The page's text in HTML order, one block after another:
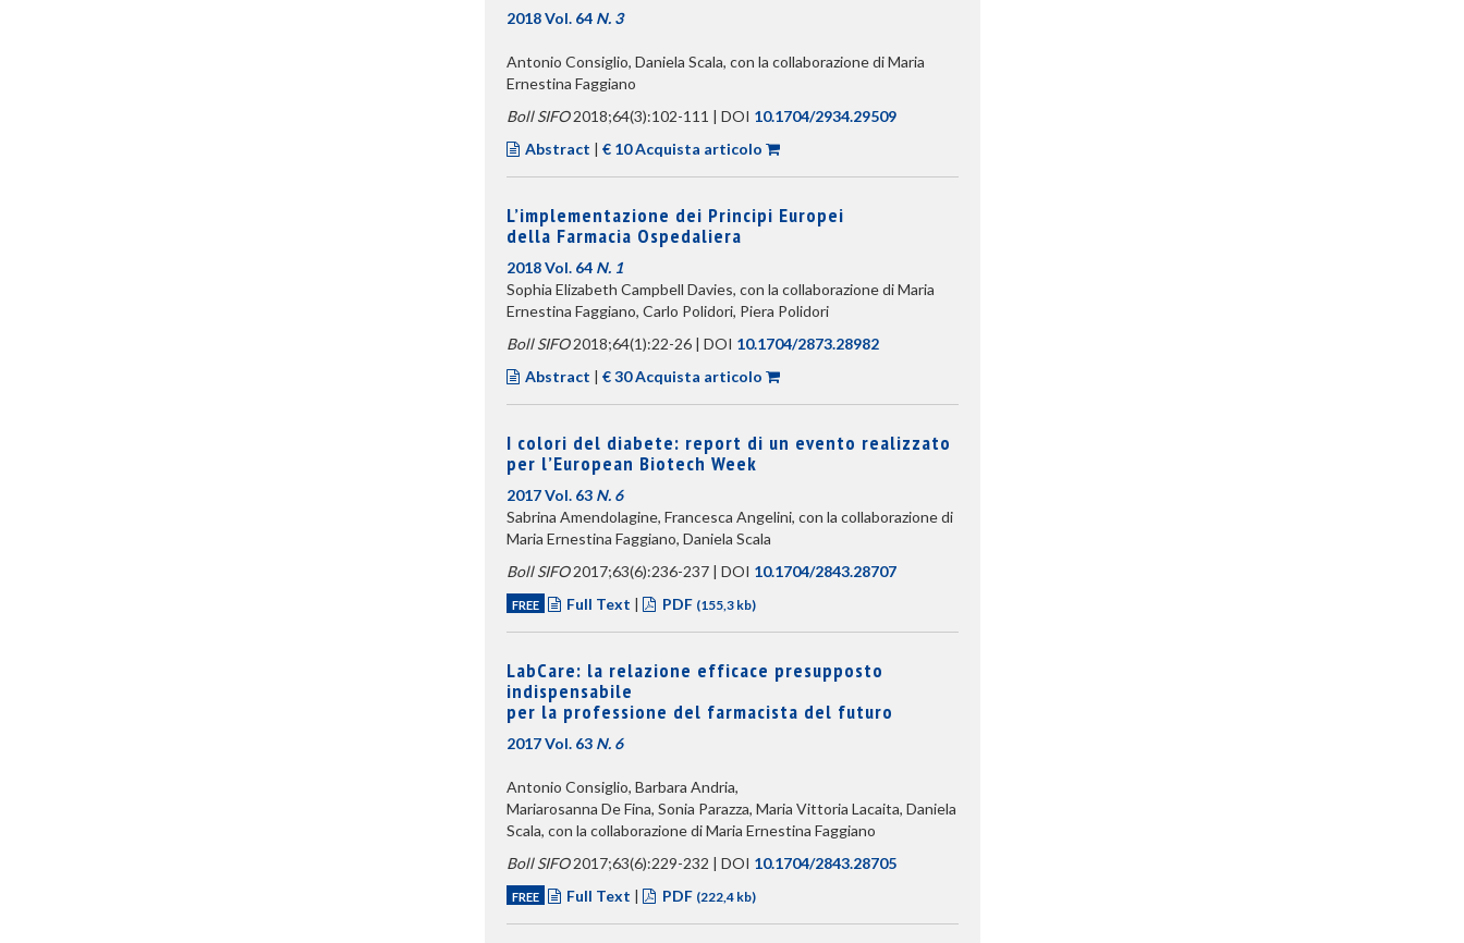
2018 Vol. 64 N. 3
Antonio Consiglio, Daniela Scala, con la collaborazione di Maria
Ernestina Faggiano
Boll SIFO2018;64(3):102-111 | DOI 10.1704/2934.29509
Abstract | € 10 Acquista articolo
L’implementazione dei Principi Europei
della Farmacia Ospedaliera
2018 Vol. 64 N. 1
Sophia Elizabeth Campbell Davies, con la collaborazione di Maria
Ernestina Faggiano, Carlo Polidori, Piera Polidori
Boll SIFO2018;64(1):22-26 | DOI 10.1704/2873.28982
Abstract | € 30 Acquista articolo
I colori del diabete: report di un evento realizzato
per l’European Biotech Week
2017 Vol. 63 N. 6
Sabrina Amendolagine, Francesca Angelini, con la collaborazione di
Maria Ernestina Faggiano, Daniela Scala
Boll SIFO2017;63(6):236-237 | DOI 10.1704/2843.28707
FREE Full Text | PDF (155,3 kb)
LabCare: la relazione efficace presupposto
indispensabile
per la professione del farmacista del futuro
2017 Vol. 63 N. 6
Antonio Consiglio, Barbara Andria,
Mariarosanna De Fina, Sonia Parazza, Maria Vittoria Lacaita, Daniela
Scala, con la collaborazione di Maria Ernestina Faggiano
Boll SIFO2017;63(6):229-232 | DOI 10.1704/2843.28705
FREE Full Text | PDF (222,4 kb)